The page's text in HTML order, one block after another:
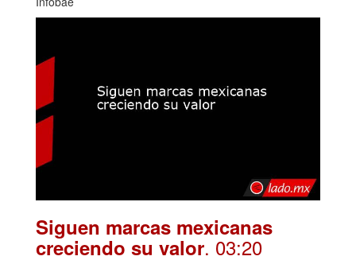
Siguen marcas mexicanas
creciendo su valor. 03:20